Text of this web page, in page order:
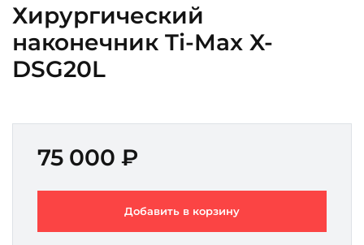
Хирургический
наконечник Ti-Max X-
DSG20L
75 000 ₽
Добавить в корзину